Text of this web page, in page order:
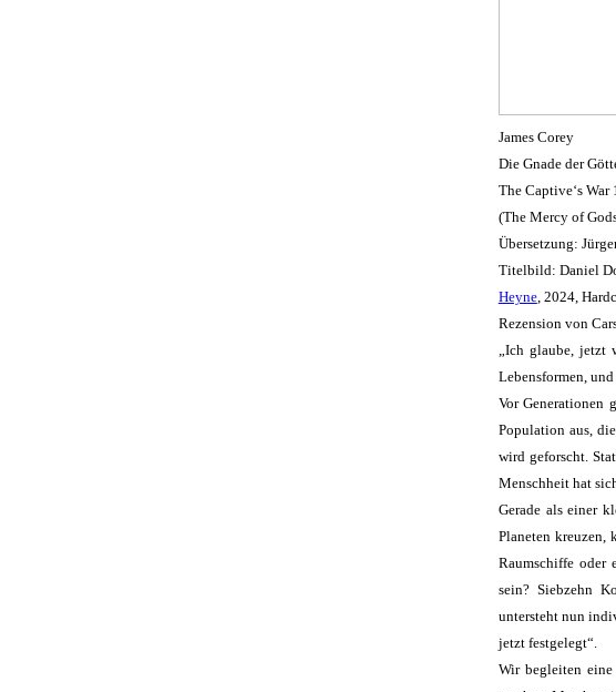
James Corey
Die Gnade der
The Captive‘s War 1
(The Mercy of
Übersetzung:
Titelbild: Daniel
Heyne, 2024,
Rezension von
„Ich glaube, jetzt
Lebensformen,
Vor Generationen
Population aus,
wird geforscht.
Menschheit hat
Gerade als einer
Planeten kreuzen,
Raumschiffe oder
sein? Siebzehn
untersteht nun
jetzt festgelegt“.
Wir begleiten